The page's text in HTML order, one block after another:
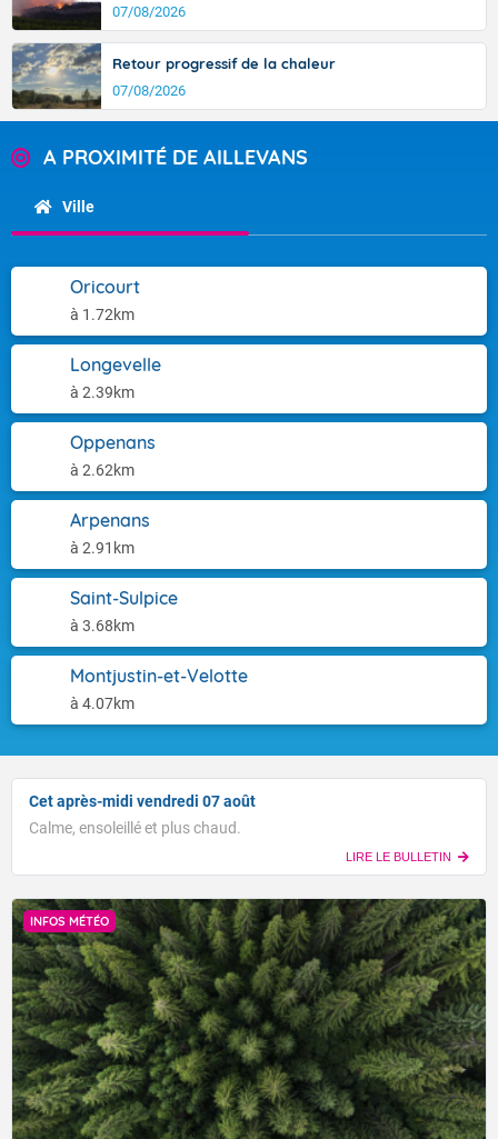
07/08/2026
Retour progressif de la chaleur
07/08/2026
A PROXIMITÉ DE AILLEVANS
Ville
Oricourt
à 1.72km
Longevelle
à 2.39km
Oppenans
à 2.62km
Arpenans
à 2.91km
Saint-Sulpice
à 3.68km
Montjustin-et-Velotte
à 4.07km
Cet après-midi vendredi 07 août
Calme, ensoleillé et plus chaud.
LIRE LE BULLETIN
INFOS MÉTÉO